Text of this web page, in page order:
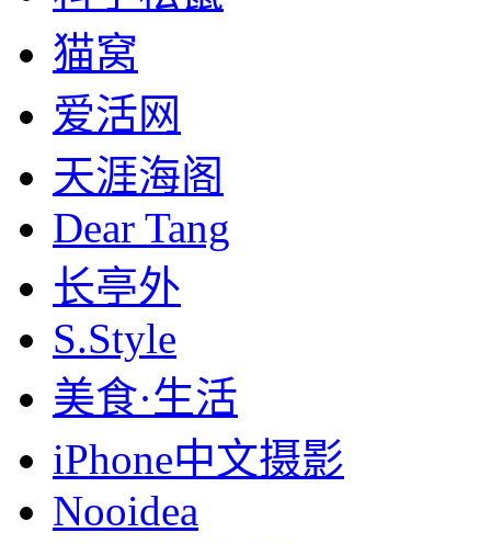
猫窝
爱活网
天涯海阁
Dear Tang
长亭外
S.Style
美食·生活
iPhone中文摄影
Nooidea